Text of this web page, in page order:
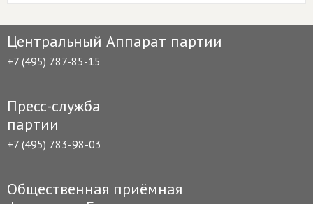
Центральный Аппарат партии
+7 (495) 787-85-15
Пресс-служба
партии
+7 (495) 783-98-03
Общественная приёмная